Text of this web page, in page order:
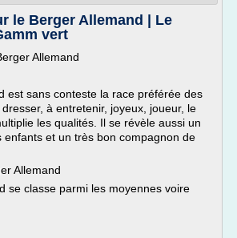
le Berger Allemand | Le
vert
Allemand
est sans conteste la race préférée des
à entretenir, joyeux, joueur, le
les qualités. Il se révèle aussi un
enfants et un très bon compagnon de
Allemand
se classe parmi les moyennes voire